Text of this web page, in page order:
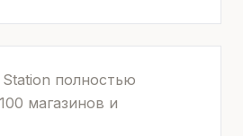
полностью
магазинов и